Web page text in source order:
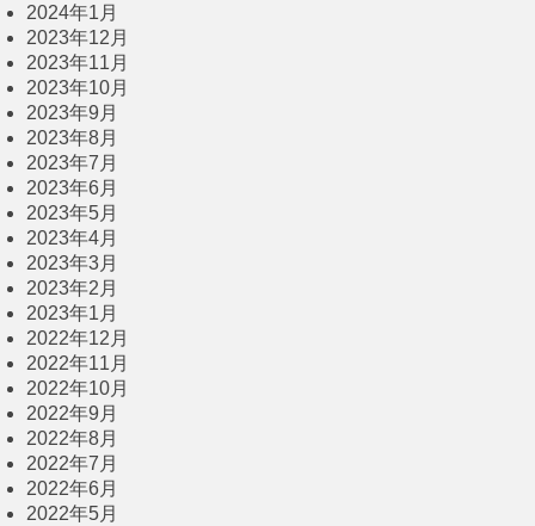
2024年1月
2023年12月
2023年11月
2023年10月
2023年9月
2023年8月
2023年7月
2023年6月
2023年5月
2023年4月
2023年3月
2023年2月
2023年1月
2022年12月
2022年11月
2022年10月
2022年9月
2022年8月
2022年7月
2022年6月
2022年5月